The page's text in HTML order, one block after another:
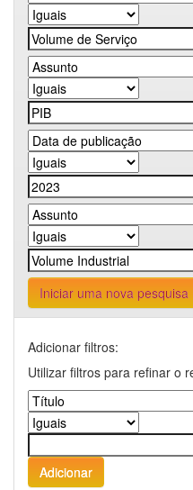
Iniciar uma nova pesquisa
Adicionar filtros:
Utilizar filtros para refinar o